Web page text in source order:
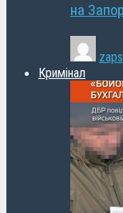
на
Кримінал